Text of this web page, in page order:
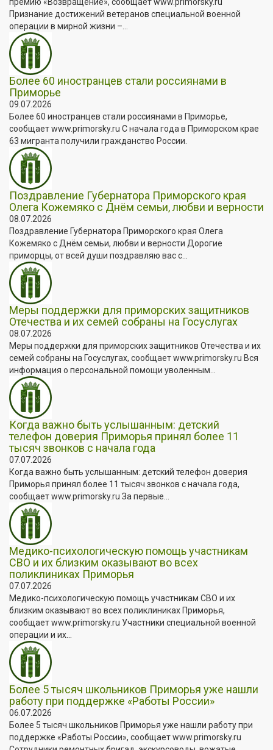
Признание достижений ветеранов специальной военной
операции в мирной жизни –...
Более 60 иностранцев стали россиянами в
Приморье
09.07.2026
Более 60 иностранцев стали россиянами в Приморье,
сообщает www.primorsky.ru С начала года в Приморском крае
63 мигранта получили гражданство России.
Поздравление Губернатора Приморского края
Олега Кожемяко с Днём семьи, любви и верности
08.07.2026
Поздравление Губернатора Приморского края Олега
Кожемяко с Днём семьи, любви и верности Дорогие
приморцы, от всей души поздравляю вас с...
Меры поддержки для приморских защитников
Отечества и их семей собраны на Госуслугах
08.07.2026
Меры поддержки для приморских защитников Отечества и их
семей собраны на Госуслугах, сообщает www.primorsky.ru Вся
информация о персональной помощи уволенным...
Когда важно быть услышанным: детский
телефон доверия Приморья принял более 11
тысяч звонков с начала года
07.07.2026
Когда важно быть услышанным: детский телефон доверия
Приморья принял более 11 тысяч звонков с начала года,
сообщает www.primorsky.ru За первые...
Медико-психологическую помощь участникам
СВО и их близким оказывают во всех
поликлиниках Приморья
07.07.2026
Медико-психологическую помощь участникам СВО и их
близким оказывают во всех поликлиниках Приморья,
сообщает www.primorsky.ru Участники специальной военной
операции и их...
Более 5 тысяч школьников Приморья уже нашли
работу при поддержке «Работы России»
06.07.2026
Более 5 тысяч школьников Приморья уже нашли работу при
поддержке «Работы России», сообщает www.primorsky.ru